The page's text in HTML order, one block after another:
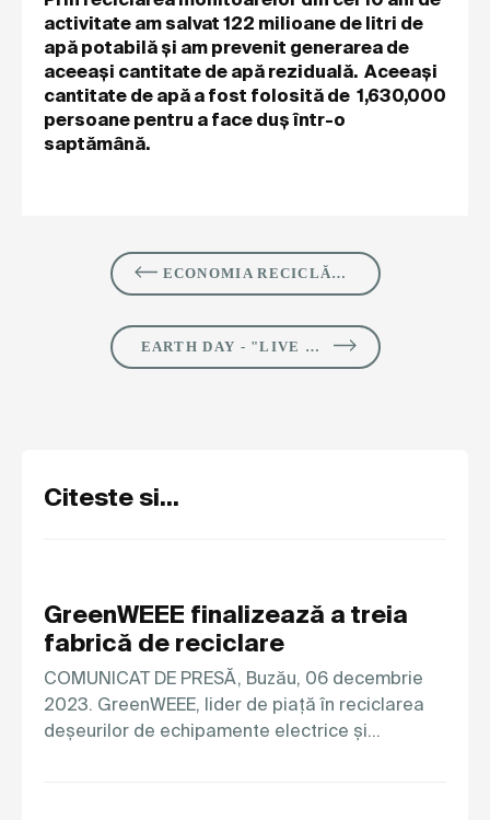
activitate am salvat 122 milioane de litri de
apă potabilă și am prevenit generarea de
aceeași cantitate de apă reziduală. Aceeași
cantitate de apă a fost folosită de 1,630,000
persoane pentru a face duș într-o
saptămână.
ECONOMIA RECICLĂRII DEȘEURILOR DE ECHIPAMENTE ELECTRICE ȘI ELECTRONICE(DEEE)
EARTH DAY - "LIVE GREEN EVERY DAY" PROJECT
Citeste si...
GreenWEEE finalizează a treia
fabrică de reciclare
COMUNICAT DE PRESĂ, Buzău, 06 decembrie
2023. GreenWEEE, lider de piață în reciclarea
deșeurilor de echipamente electrice și…